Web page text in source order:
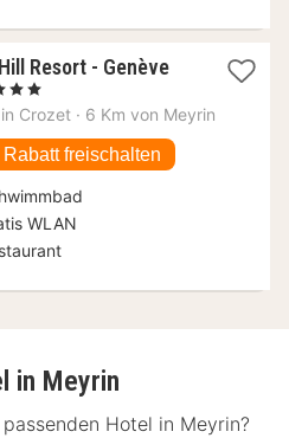
Resort - Genève1
ab
410,72
€
Crozet · 6 Km von Meyrin
Rabatt freischalten
WLAN
in Meyrin
Hotel in Meyrin?